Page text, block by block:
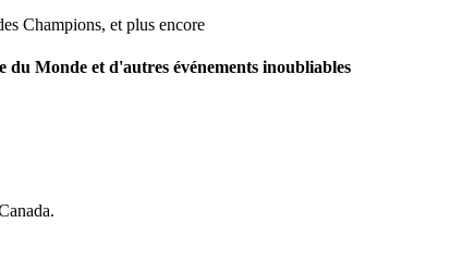
Champions, et plus encore
Monde et d'autres événements inoubliables